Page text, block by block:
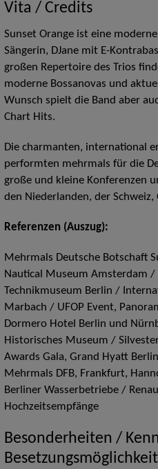
Vita / Credits
Sunset Orange ist eine
Sängerin, DJane mit E-
großen Repertoire des Trios
moderne Bossanovas und
Wunsch spielt die Band aber
Chart Hits.
Die charmanten, international
performten mehrmals für die
große und kleine Konferenzen
den Niederlanden, der
Referenzen (Auszug):
Mehrmals Deutsche Botschaft
Nautical Museum Amsterdam
Technikmuseum Berlin /
Marbach / UFOP Event,
Dormero Hotel Berlin und
Historisches Museum /
Awards Gala, Grand Hyatt
Mehrmals DFB, Frankfurt,
Berliner Wasserbetriebe /
Hochzeitsempfänge
Besonderheiten /